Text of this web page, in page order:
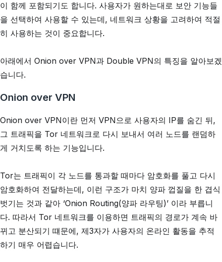
이 함께 포함되기도 합니다. 사용자가 원하는대로 보안 기능들
을 선택하여 사용할 수 있는데, 네트워크 상황을 고려하여 적절
히 사용하는 것이 중요합니다.
아래에서 Onion over VPN과 Double VPN의 특징을 알아보겠
습니다.
Onion over VPN
Onion over VPN이란 먼저 VPN으로 사용자의 IP를 숨긴 뒤,
그 트래픽을 Tor 네트워크로 다시 보내서 여러 노드를 랜덤하
게 거치도록 하는 기능입니다.
Tor는 트래픽이 각 노드를 통과할 때마다 암호화를 풀고 다시
암호화하여 전달하는데, 이런 구조가 마치 양파 껍질을 한 겹식
벗기는 것과 같아 ‘Onion Routing(양파 라우팅)’ 이라 부릅니
다. 따라서 Tor 네트워크를 이용하면 트래픽의 경로가 계속 바
뀌고 분산되기 떄문에, 제3자가 사용자의 온라인 활동을 추적
하기 매우 어렵습니다.